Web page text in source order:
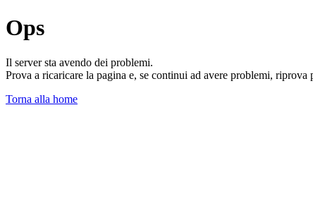
Ops
Il server sta avendo dei problemi.
Prova a ricaricare la pagina e, se continui ad avere problemi,
Torna alla home